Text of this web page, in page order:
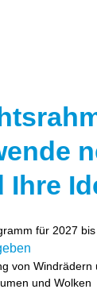
Ihre
für 2027 bis